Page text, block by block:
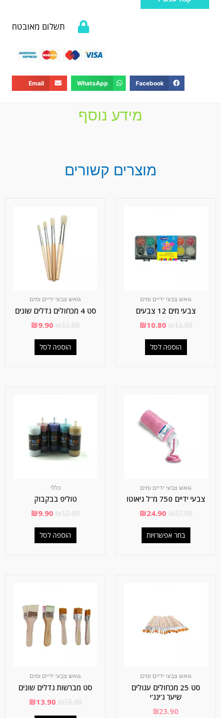
תשלום מאובטח
Facebook
WhatsApp
Email
מידע נוסף
מוצרים קשורים
גואש צבעי ידיים ומים
צבעי מים 12 צבעים
₪10.80
הוספה לסל
גואש צבעי ידיים ומים
צבעי ידיים 750 מ"ל גיאוטו
₪24.90
בחר אפשרויות
כללי
טוליפ בבקבוק
₪9.90
הוספה לסל
גואש צבעי ידיים ומים
סט מברשות גדלים שונים
₪13.90
גואש צבעי ידיים ומים
סט 4 מכחולים גדלים שונים
₪9.90
הוספה לסל
גואש צבעי ידיים ומים
סט 25 מכחולים עגולים
שיער ג'ינג'י
₪23.90